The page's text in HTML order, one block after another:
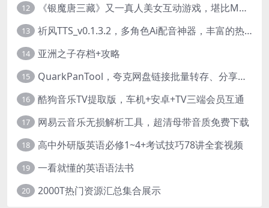
12 《银魔唐三藏》又一真人美女互动游戏，堪比M豆！
13 祈风TTS_v0.1.3.2，多角色Ai配音神器，丰富的热门音色
14 亚洲之子存档+攻略
15 QuarkPanTool，夸克网盘链接批量转存、分享和下载工具
16 酷狗音乐TV提取版，车机+安卓+TV三端会员互通
17 网易云音乐无损解析工具，超清母带音质免费下载
18 高中外研版英语必修1~4+考试技巧78讲全套视频
19 一看就懂的英语语法书
20 2000T热门资源汇总集合展示